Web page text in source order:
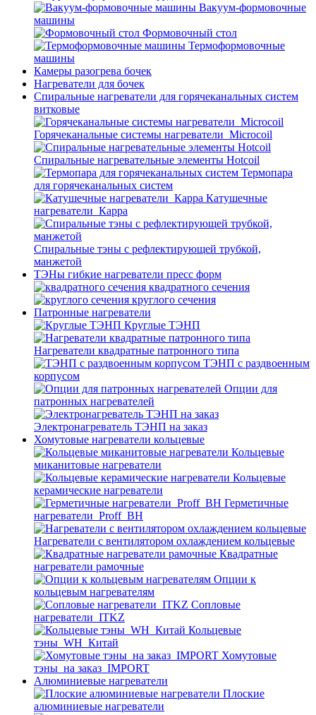
Вакуум-формовочные
машины
Формовочный стол
Термоформовочные
машины
Камеры разогрева бочек
Нагреватели для бочек
Спиральные нагреватели для горячеканальных систем
витковые
Горячеканальные системы нагреватели_Microcoil
Спиральные нагревательные элементы Hotcoil
Термопара
для горячеканальных систем
Катушечные
нагреватели_Карра
Спиральные тэны с рефлектирующей трубкой,
манжетой
ТЭНы гибкие нагреватели пресс форм
квадратного сечения
круглого сечения
Патронные нагреватели
Круглые ТЭНП
Нагреватели квадратные патронного типа
ТЭНП с раздвоенным
корпусом
Опции для
патронных нагревателей
Электронагреватель ТЭНП на заказ
Хомутовые нагреватели кольцевые
Кольцевые
миканитовые нагреватели
Кольцевые
керамические нагреватели
Герметичные
нагреватели_Proff_BH
Нагреватели с вентилятором охлаждением кольцевые
Квадратные
нагреватели рамочные
Опции к
кольцевым нагревателям
Cопловые
нагреватели_ITKZ
Кольцевые
тэны_WH_Китай
Хомутовые
тэны_на заказ_IMPORT
Алюминиевые нагреватели
Плоские
алюминиевые нагреватели